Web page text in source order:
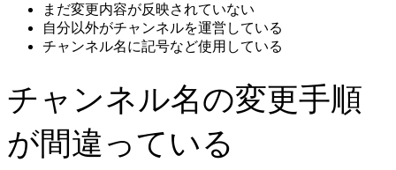
まだ変更内容が反映されていない
自分以外がチャンネルを運営している
チャンネル名に記号など使用している
チャンネル名の変更手順
が間違っている